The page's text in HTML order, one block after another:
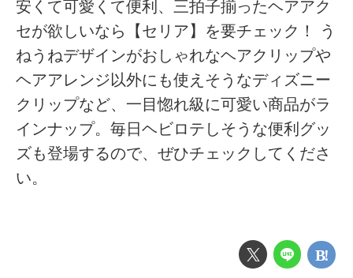
安くて可愛くて便利、三拍子揃ったヘアアク
セが欲しいなら【セリア】を要チェック！ う
ねうねデザインがおしゃれなヘアクリップや
ヘアアレンジ以外にも使えそうなディズニー
クリップなど、一目惚れ級に可愛い商品がラ
インナップ。毎日ヘビロテしそうな便利グッ
ズも登場するので、ぜひチェックしてくださ
い。